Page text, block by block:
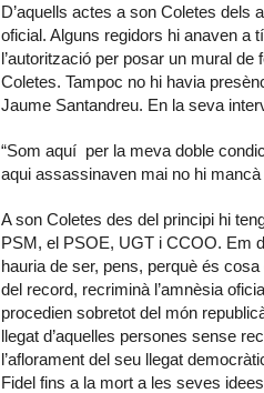
D’aquells actes a son Coletes dels
oficial. Alguns regidors hi anaven a
l’autorització per posar un mural
Coletes. Tampoc no hi havia
Jaume Santandreu. En la seva
“Som aquí per la meva doble
aqui assassinaven mai no hi
A son Coletes des del principi hi
PSM, el PSOE, UGT i CCOO. Em
hauria de ser, pens, perquè és
del record, recriminà l’amnèsia
procedien sobretot del món
llegat d’aquelles persones sense
l’aflorament del seu llegat
Fidel fins a la mort a les seves